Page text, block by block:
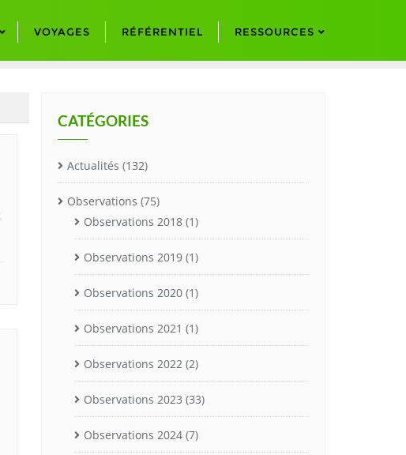
VOYAGES RÉFÉRENTIEL RESSOURCES
CATÉGORIES
Actualités (132)
Observations (75)
Observations 2018 (1)
Observations 2019 (1)
Observations 2020 (1)
Observations 2021 (1)
Observations 2022 (2)
Observations 2023 (33)
Observations 2024 (7)